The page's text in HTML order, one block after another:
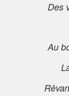
Des
Au